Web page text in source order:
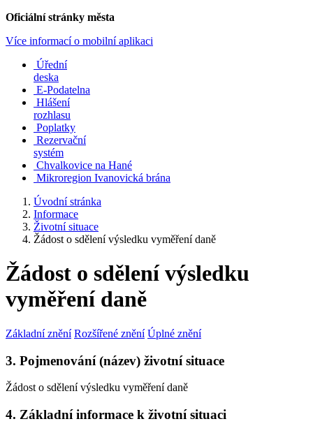
Oficiální stránky města
Více informací o mobilní aplikaci
Úřední
deska
E-Podatelna
Hlášení
rozhlasu
Poplatky
Rezervační
systém
Chvalkovice na Hané
Mikroregion Ivanovická brána
Úvodní stránka
Informace
Životní situace
Žádost o sdělení výsledku vyměření daně
Žádost o sdělení výsledku
vyměření daně
Základní znění Rozšířené znění Úplné znění
3. Pojmenování (název) životní situace
Žádost o sdělení výsledku vyměření daně
4. Základní informace k životní situaci